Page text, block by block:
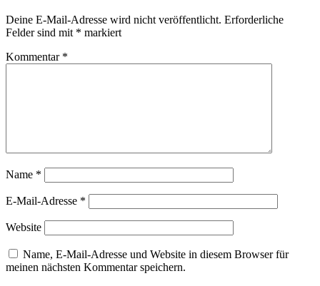
Deine E-Mail-Adresse wird nicht veröffentlicht. Erforderliche
Felder sind mit * markiert
Kommentar *
Name *
E-Mail-Adresse *
Website
Name, E-Mail-Adresse und Website in diesem Browser für
meinen nächsten Kommentar speichern.